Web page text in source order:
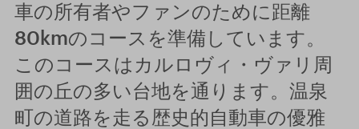
車の所有者やファンのために距離
80kmのコースを準備しています。
このコースはカルロヴィ・ヴァリ周
囲の丘の多い台地を通ります。温泉
町の道路を走る歴史的自動車の優雅